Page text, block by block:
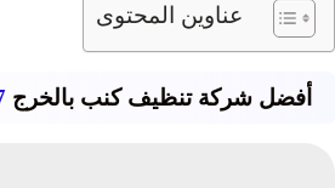
عناوين المحتوى
أفضل شركة تنظيف كنب بالخرج